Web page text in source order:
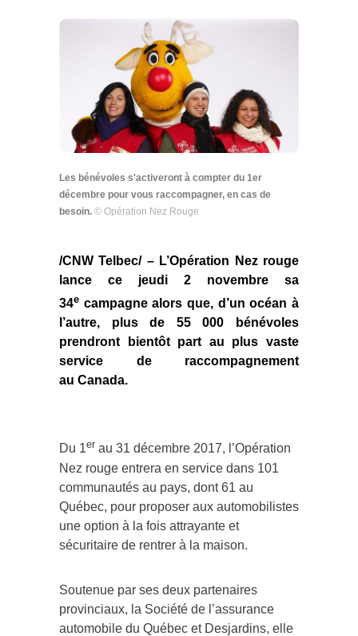
Les bénévoles s'activeront à compter du 1er
décembre pour vous raccompagner, en cas de
besoin. © Opération Nez Rouge
/CNW Telbec/ – L’Opération Nez rouge
lance ce jeudi 2 novembre sa
34e campagne alors que, d’un océan à
l’autre, plus de 55 000 bénévoles
prendront bientôt part au plus vaste
service de raccompagnement
au Canada.
Du 1er au 31 décembre 2017, l’Opération
Nez rouge entrera en service dans 101
communautés au pays, dont 61 au
Québec, pour proposer aux automobilistes
une option à la fois attrayante et
sécuritaire de rentrer à la maison.
Soutenue par ses deux partenaires
provinciaux, la Société de l’assurance
automobile du Québec et Desjardins, elle